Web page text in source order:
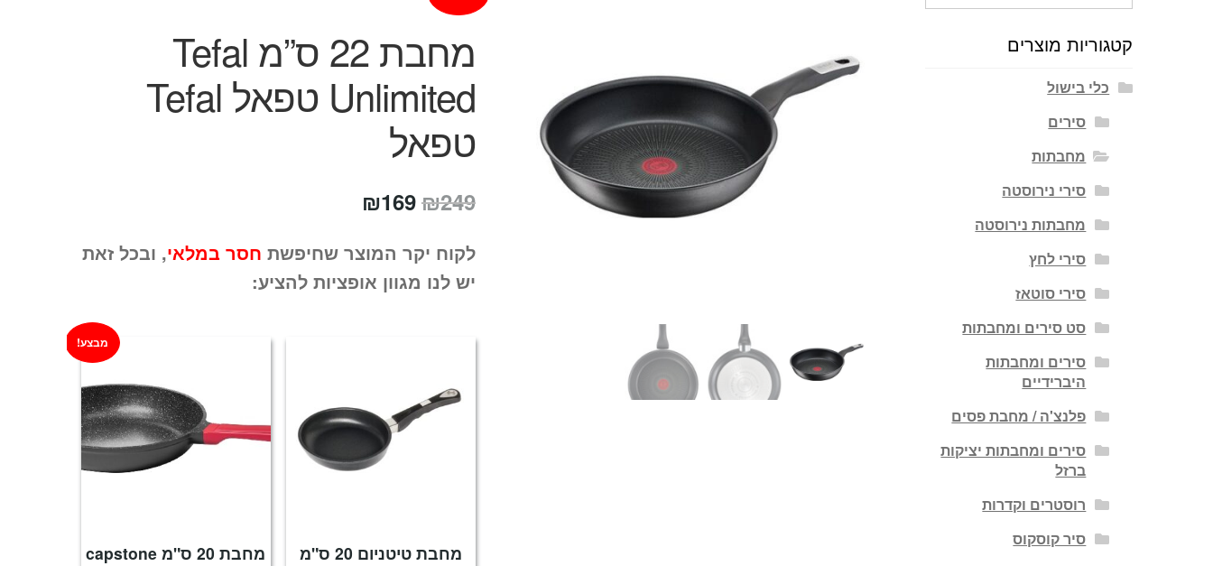
מחבת 22 ס”מ Tefal
Unlimited טפאל Tefal
טפאל
₪249
המחיר
היה:
₪249.
₪169
הוא:
₪169.
לקוח יקר המוצר שחיפשת חסר במלאי, ובכל זאת
יש לנו מגוון אופציות להציע:
מחבת טיטניום 20 ס"מ
מחבת 20 ס"מ capstone
מבצע!
קטגוריות מוצרים
כלי בישול
סירים
מחבתות
סירי נירוסטה
מחבתות נירוסטה
סירי לחץ
סירי סוטאז
סט סירים ומחבתות
סירים ומחבתות
היברידיים
פלנצ'ה / מחבת פסים
סירים ומחבתות יציקות
ברזל
רוסטרים וקדרות
סיר קוסקוס